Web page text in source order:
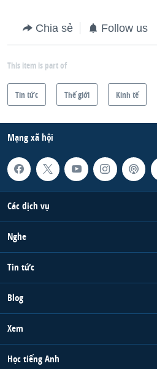
Chia sẻ Follow us
This item is part of
Tin tức Thế giới Kinh tế
Mạng xã hội
Các dịch vụ
Nghe
Tin tức
Blog
Xem
Học tiếng Anh